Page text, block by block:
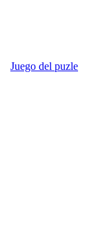
Juego del puzle